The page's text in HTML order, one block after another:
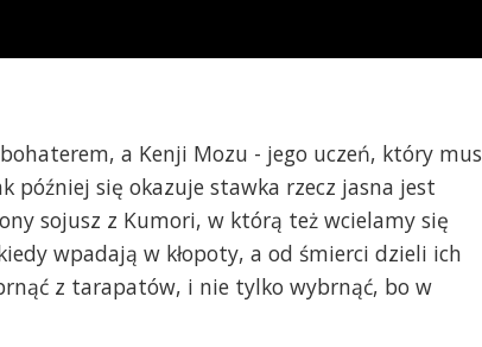
a Kenji Mozu - jego uczeń, który
później się okazuje stawka rzecz jasna jest
sojusz z Kumori, w którą też wcielamy się
wpadają w kłopoty, a od śmierci dzieli ich
z tarapatów, i nie tylko wybrnąć, bo w